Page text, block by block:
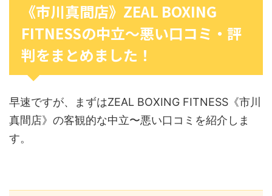
《市川真間店》ZEAL BOXING
FITNESSの中立〜悪い口コミ・評
判をまとめました！
早速ですが、まずはZEAL BOXING FITNESS《市川
真間店》の客観的な中立〜悪い口コミを紹介しま
す。